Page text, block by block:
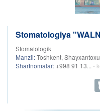
Stomatologiya
Stomatologik
Manzil:Toshkent,
Shartnomalar: +998 91 13... -